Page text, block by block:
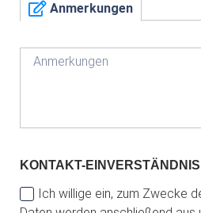
Anmerkungen
KONTAKT-EINVERSTÄNDNIS
Ich willige ein, zum Zwecke